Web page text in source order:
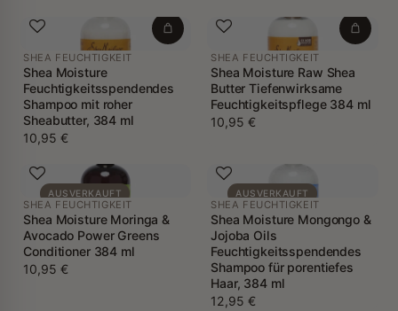
SHEA FEUCHTIGKEIT
Shea Moisture
Feuchtigkeitsspendendes
Shampoo mit roher
Sheabutter, 384 ml
10,95 €
SHEA FEUCHTIGKEIT
Shea Moisture Raw Shea
Butter Tiefenwirksame
Feuchtigkeitspflege 384 ml
10,95 €
AUSVERKAUFT
SHEA FEUCHTIGKEIT
Shea Moisture Moringa &
Avocado Power Greens
Conditioner 384 ml
10,95 €
AUSVERKAUFT
SHEA FEUCHTIGKEIT
Shea Moisture Mongongo &
Jojoba Oils
Feuchtigkeitsspendendes
Shampoo für porentiefes
Haar, 384 ml
12,95 €